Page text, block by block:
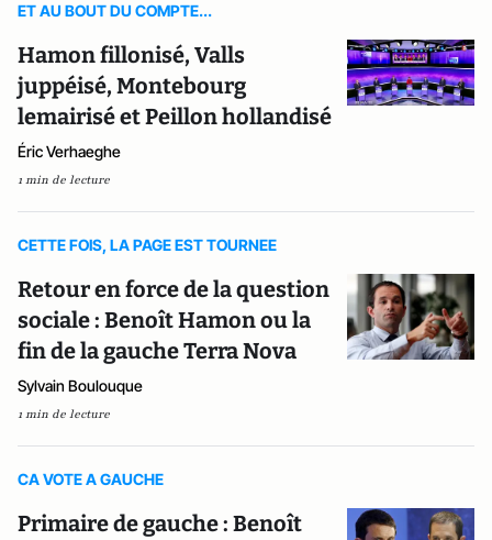
ET AU BOUT DU COMPTE...
Hamon fillonisé, Valls
juppéisé, Montebourg
lemairisé et Peillon hollandisé
Éric Verhaeghe
1 min de lecture
CETTE FOIS, LA PAGE EST TOURNEE
Retour en force de la question
sociale : Benoît Hamon ou la
fin de la gauche Terra Nova
Sylvain Boulouque
1 min de lecture
CA VOTE A GAUCHE
Primaire de gauche : Benoît